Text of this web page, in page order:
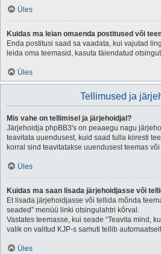
Üles
Kuidas ma leian omaenda postitused või
Enda postitusi saad sa vaadata, kui vajutad
leida oma teemasid, kasuta täiendatud
Üles
Tellimused ja
Mis vahe on tellimisel ja järjehoidjal?
Järjehoidja phpBB3's on peaaegu nagu
teavitata uuendusest, kuid saad tulla kiiresti
korral sind teavitatakse uuendusest teemas
Üles
Kuidas ma saan lisada järjehoidjasse või
Et lisada järjehoidjasse või tellida mõnda
seaded” menüü linki otsingulahtri kõrval.
Vastates teemasse, kui seade “Teavita mind,
valik on valitud KJP-s samuti tellib
Üles